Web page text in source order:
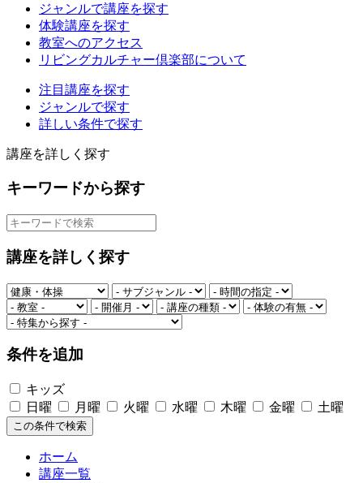
ジャンルで講座を探す
体験講座を探す
教室へのアクセス
リビングカルチャー倶楽部について
注目講座を探す
ジャンルで探す
詳しい条件で探す
講座を詳しく探す
キーワードから探す
講座を詳しく探す
条件を追加
キッズ
日曜
月曜 火曜 水曜 木曜 金曜 土曜
この条件で検索
ホーム
講座一覧